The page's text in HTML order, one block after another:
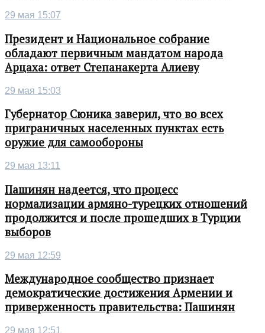
29 мая 15:07
Президент и Национальное собрание
обладают первичным мандатом народа
Арцаха: ответ Степанакерта Алиеву
29 мая 15:03
Губернатор Сюника заверил, что во всех
приграничных населенных пунктах есть
оружие для самообороны
29 мая 13:11
Пашинян надеется, что процесс
нормализации армяно-турецких отношений
продолжится и после прошедших в Турции
выборов
29 мая 12:59
Международное сообщество признает
демократические достижения Армении и
приверженность правительства: Пашинян
29 мая 12:51